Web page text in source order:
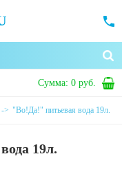
Сумма: 0 руб.
-> "Во!Да!" питьевая вода 19л.
19л.